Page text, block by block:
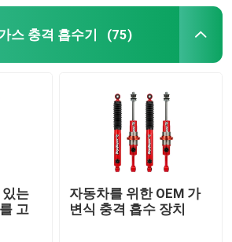
스 충격 흡수기 (75)
는
고
자동차를 위한 OEM 가
변식 충격 흡수 장치